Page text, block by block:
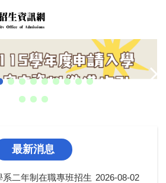
最新消息
二年制在職專班招生 2026-08-02